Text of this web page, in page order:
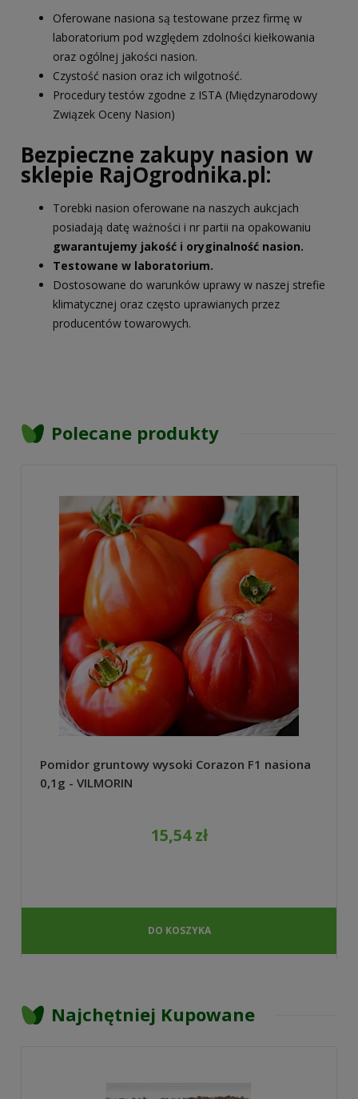
Oferowane nasiona są testowane przez firmę w
laboratorium pod względem zdolności kiełkowania
oraz ogólnej jakości nasion.
Czystość nasion oraz ich wilgotność.
Procedury testów zgodne z ISTA (Międzynarodowy
Związek Oceny Nasion)
Bezpieczne zakupy nasion w
sklepie RajOgrodnika.pl:
Torebki nasion oferowane na naszych aukcjach
posiadają datę ważności i nr partii na opakowaniu
gwarantujemy jakość i oryginalność nasion.
Testowane w laboratorium.
Dostosowane do warunków uprawy w naszej strefie
klimatycznej oraz często uprawianych przez
producentów towarowych.
Polecane produkty
Pomidor gruntowy wysoki Corazon F1 nasiona
0,1g - VILMORIN
15,54 zł
DO KOSZYKA
Najchętniej Kupowane